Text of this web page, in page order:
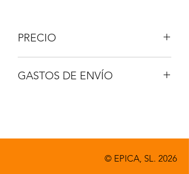
PRECIO
GASTOS DE ENVÍO
© EPICA, SL. 2026